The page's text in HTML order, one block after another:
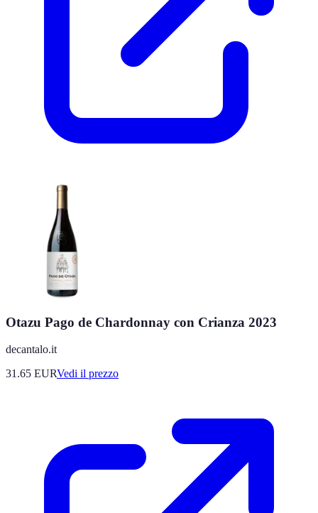
Otazu Pago de Chardonnay con Crianza 2023
decantalo.it
31.65 EURVedi il prezzo